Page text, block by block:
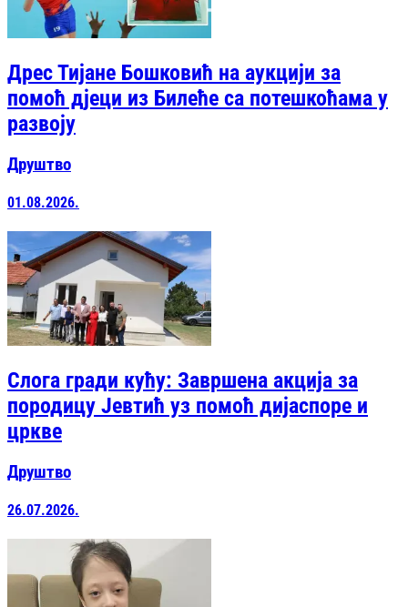
Дрес Тијане Бошковић на аукцији за
помоћ дјеци из Билеће са потешкоћама у
развоју
Друштво
01.08.2026.
Слога гради кућу: Завршена акција за
породицу Јевтић уз помоћ дијаспоре и
цркве
Друштво
26.07.2026.